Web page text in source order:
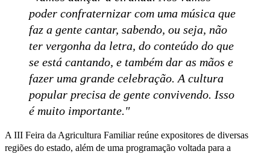
poder confraternizar com uma música que
faz a gente cantar, sabendo, ou seja, não
ter vergonha da letra, do conteúdo do que
se está cantando, e também dar as mãos e
fazer uma grande celebração. A cultura
popular precisa de gente convivendo. Isso
é muito importante."
A III Feira da Agricultura Familiar reúne expositores de diversas
regiões do estado, além de uma programação voltada para a